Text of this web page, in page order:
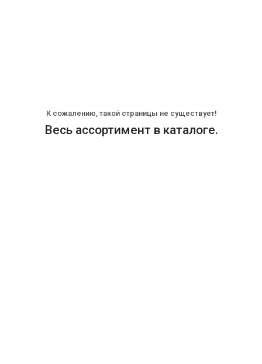
К сожалению, такой страницы не существует!
Весь ассортимент в каталоге.